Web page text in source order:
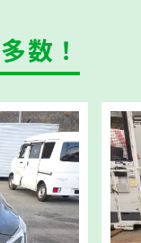
多数！